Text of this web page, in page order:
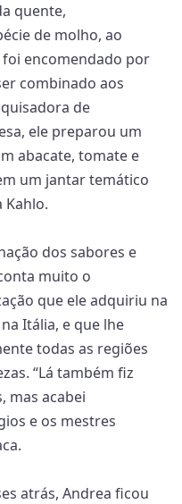
quente,
de molho, ao
foi encomendado por
combinado aos
de
ele preparou um
abacate, tomate e
um jantar temático
Kahlo.
dos sabores e
muito o
que ele adquiriu na
Itália, e que lhe
todas as regiões
“Lá também fiz
mas acabei
e os mestres
atrás, Andrea ficou